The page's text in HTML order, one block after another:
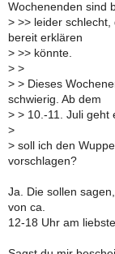
Wochenenden sind
> >> leider
bereit erklären
> >> könnte.
> >
> > Dieses
schwierig. Ab dem
> > 10.-11. Juli geht
>
> soll ich den
vorschlagen?
Ja. Die sollen
von ca.
12-18 Uhr am